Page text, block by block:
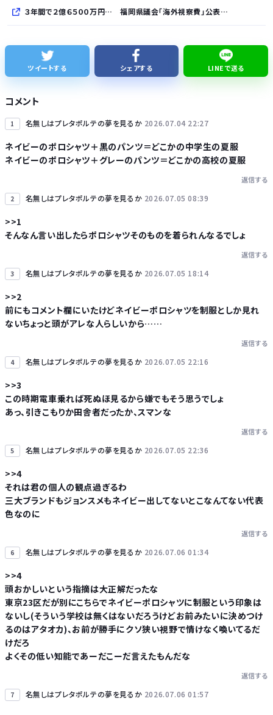
３年間で２億６５００万円… 福岡県議会「海外視察費」公表…
久しく、ルートインや東横インのような高級ホテルに止まってない。快活で激安パンと納豆を食べてしまう
【細胞】「小胞体」名前を変えるべき？ イメージと異なる姿、「理解に支障」
Powered by livedoor 相互RSS
ツイートする シェアする LINEで送る
コメント
1 名無しはプレタポルテの夢を見るか 2026.07.04 22:27
ネイビーのポロシャツ＋黒のパンツ＝どこかの中学生の夏服
ネイビーのポロシャツ＋グレーのパンツ＝どこかの高校の夏服
返信する
2 名無しはプレタポルテの夢を見るか 2026.07.05 08:39
>>1
そんなん言い出したらポロシャツそのものを着られんなるでしょ
返信する
3 名無しはプレタポルテの夢を見るか 2026.07.05 18:14
>>2
前にもコメント欄にいたけどネイビーポロシャツを制服としか見れ
ないちょっと頭がアレな人らしいから……
返信する
4 名無しはプレタポルテの夢を見るか 2026.07.05 22:16
>>3
この時期電車乗れば死ぬほ見るから嫌でもそう思うでしょ
あっ、引きこもりか田舎者だったか、スマンな
返信する
5 名無しはプレタポルテの夢を見るか 2026.07.05 22:36
>>4
それは君の個人の観点過ぎるわ
三大ブランドもジョンスメもネイビー出してないとこなんてない代表
色なのに
返信する
6 名無しはプレタポルテの夢を見るか 2026.07.06 01:34
>>4
頭おかしいという指摘は大正解だったな
東京23区だが別にこちらでネイビーポロシャツに制服という印象は
ないし(そういう学校は無くはないだろうけどお前みたいに決めつけ
るのはアタオカ)、お前が勝手にクソ狭い視野で情けなく喚いてるだ
けだろ
よくその低い知能であーだこーだ言えたもんだな
返信する
7 名無しはプレタポルテの夢を見るか 2026.07.06 01:57